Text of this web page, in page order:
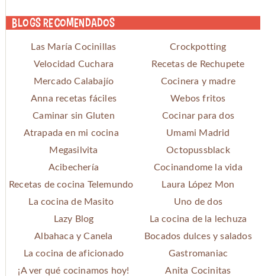
Blogs recomendados
Las María Cocinillas
Crockpotting
Velocidad Cuchara
Recetas de Rechupete
Mercado Calabajío
Cocinera y madre
Anna recetas fáciles
Webos fritos
Caminar sin Gluten
Cocinar para dos
Atrapada en mi cocina
Umami Madrid
Megasilvita
Octopussblack
Acibechería
Cocinandome la vida
Recetas de cocina Telemundo
Laura López Mon
La cocina de Masito
Uno de dos
Lazy Blog
La cocina de la lechuza
Albahaca y Canela
Bocados dulces y salados
La cocina de aficionado
Gastromaniac
¡A ver qué cocinamos hoy!
Anita Cocinitas